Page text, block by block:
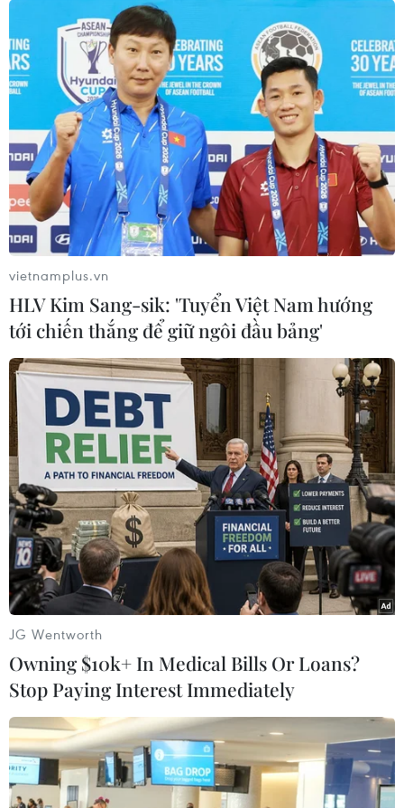
Theo thống kê của Bộ Tài nguyên-Môi trường và báo
cáo của ủy ban nhân dân các địa phương, tính đến
tháng Sáu, trên địa bàn cả nước đã phát hiện hơn 1.560
điểm tồn lưu do hóa chất bảo vệ thực vật.
"Việt Nam đang nỗ lực hoàn thiện thể chế
kinh tế thị trường"
30/09/2015 07:35
Ngày 30/9, Thủ tướng Nguyễn Tấn Dũng đã phát biểu
trước đông đảo các nhà đầu tư, các tập đoàn kinh tế
hàng đầu thế giới và khu vực tham dự Diễn đàn đầu tư
toàn cầu Việt Nam tại Hà Nội.
vietnamplus.vn
HLV Kim Sang-sik: 'Tuyển Việt Nam hướng
tới chiến thắng để giữ ngôi đầu bảng'
JG Wentworth
Owning $10k+ In Medical Bills Or Loans?
Stop Paying Interest Immediately